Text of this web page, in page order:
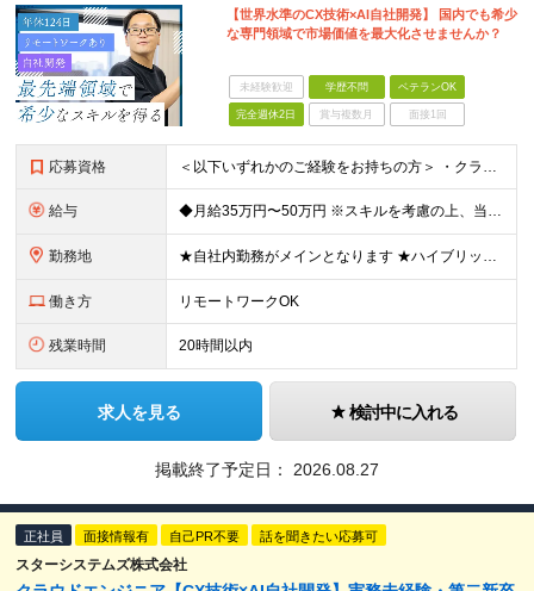
【世界水準のCX技術×AI自社開発】 国内でも希少
な専門領域で市場価値を最大化させませんか？
未経験歓迎 学歴不問 ベテランOK
完全週休2日 賞与複数月 面接1回
応募資格 ＜以下いずれかのご経験をお持ちの方＞ ・クラウド系システムの開発〜運用経験（AWS / GCP / Azure 等） ・CCaaS / コンタクトセンター向けシステムの開発・構築経験 ※学歴不問 ＜
給与 ◆月給35万円〜50万円 ※スキルを考慮の上、当社規定により優遇いたします ※試用期間3ヶ月あり（給与・待遇は変わりません） ※上記の給与には固定残業代40時間分（83,333円～）を含みます。超過
勤務地 ★自社内勤務がメインとなります ★ハイブリッド型の勤務形態です（月の半分は出社、残りの半分はリモートワーク） ※案件によってはお客様先（都内近郊）に出向いての作業をお願いする場合があります 【本社】
働き方 リモートワークOK
残業時間 20時間以内
求人を見る 検討中に入れる
掲載終了予定日： 2026.08.27
正社員 面接情報有 自己PR不要 話を聞きたい応募可
スターシステムズ株式会社